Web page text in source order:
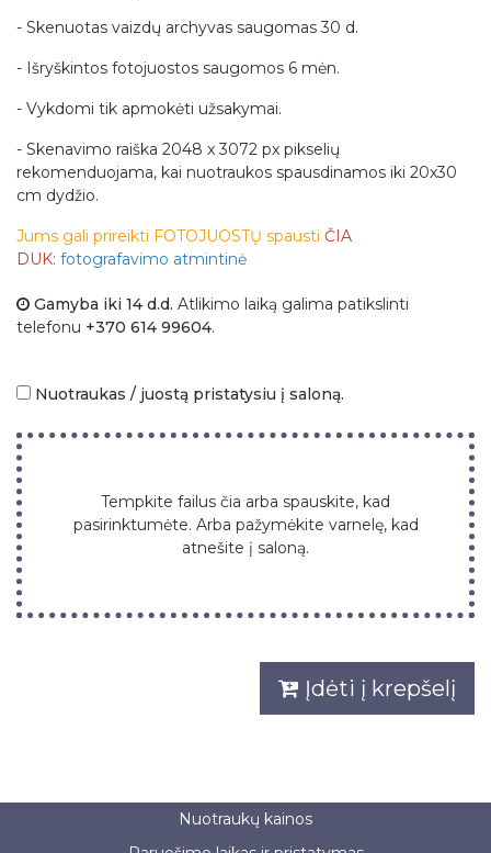
- Skenuotas vaizdų archyvas saugomas 30 d.
- Išryškintos fotojuostos saugomos 6 mėn.
- Vykdomi tik apmokėti užsakymai.
- Skenavimo raiška 2048 x 3072 px pikselių
rekomenduojama, kai nuotraukos spausdinamos iki 20x30
cm dydžio.
Jums gali prireikti FOTOJUOSTŲ spausti ČIA
DUK: fotografavimo atmintinė
Gamyba iki 14 d.d. Atlikimo laiką galima patikslinti
telefonu +370 614 99604.
Nuotraukas / juostą pristatysiu į saloną.
Tempkite failus čia arba spauskite, kad
pasirinktumėte. Arba pažymėkite varnelę, kad
atnešite į saloną.
Įdėti į krepšelį
Nuotraukų kainos